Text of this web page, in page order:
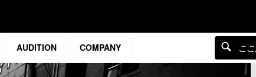
AUDITION COMPANY